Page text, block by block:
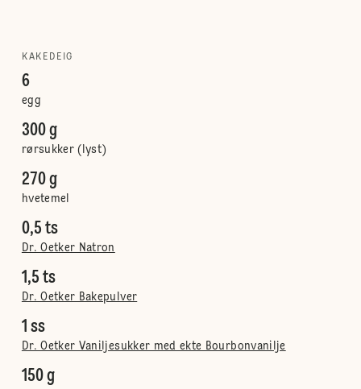
KAKEDEIG
6
egg
300 g
rørsukker (lyst)
270 g
hvetemel
0,5 ts
Dr. Oetker Natron
1,5 ts
Dr. Oetker Bakepulver
1 ss
Dr. Oetker Vaniljesukker med ekte Bourbonvanilje
150 g